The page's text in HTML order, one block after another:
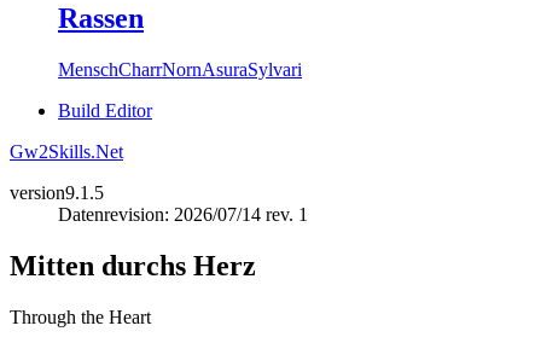
Rassen
MenschCharrNornAsuraSylvari
Build Editor
Gw2Skills.Net
version9.1.5
Datenrevision: 2026/07/14 rev. 1
Mitten durchs Herz
Through the Heart